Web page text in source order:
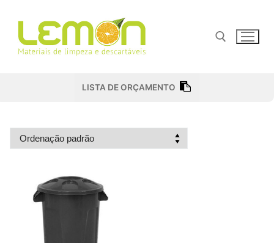
para
conteúdo
Pesquisar por:
LISTA DE ORÇAMENTO